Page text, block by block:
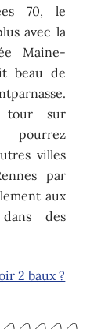
70, le
avec la
Maine-
beau de
tour sur
villes
par
aux
des
2 baux ?